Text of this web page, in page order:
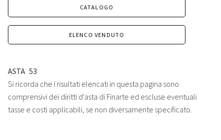
CATALOGO
ELENCO VENDUTO
ASTA 53
Si ricorda che i risultati elencati in questa pagina sono
comprensivi dei diritti d'asta di Finarte ed escluse eventuali
tasse e costi applicabili, se non diversamente specificato.